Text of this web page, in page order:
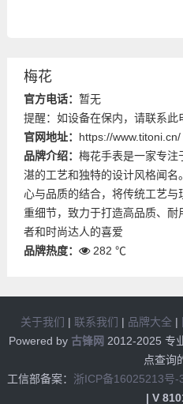
梅花
官方电话： 暂无
提醒：如设备在保内，请联系此
官网地址： https://www.titoni.cn/
品牌介绍： 梅花手表是一家专注
湛的工艺和独特的设计风格闻
心与品质的结合，将传统工艺
重细节，致力于打造高品质、
者和时尚达人的喜爱
品牌热度：
282 ℃
关于我们 | 联系我们 | 品牌大全|
Powered by 古锋网 2012-2025 专
点查询
工信部备案： 浙ICP备16025213号-
| V